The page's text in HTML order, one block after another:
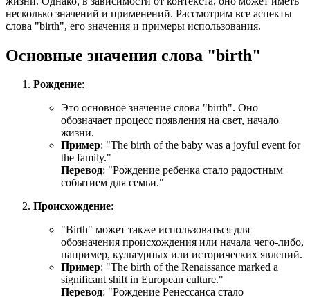
несколько значений и применений. Рассмотрим все аспекты
слова "birth", его значения и примеры использования.
Основные значения слова "birth"
Рождение:
Это основное значение слова "birth". Оно
обозначает процесс появления на свет, начало
жизни.
Пример: "The birth of the baby was a joyful event for
the family."
Перевод: "Рождение ребенка стало радостным
событием для семьи."
Происхождение:
"Birth" может также использоваться для
обозначения происхождения или начала чего-либо,
например, культурных или исторических явлений.
Пример: "The birth of the Renaissance marked a
significant shift in European culture."
Перевод: "Рождение Ренессанса стало